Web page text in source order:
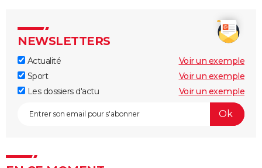
NEWSLETTERS
Actualité
Voir un exemple
Sport
Voir un exemple
Les dossiers d'actu
Voir un exemple